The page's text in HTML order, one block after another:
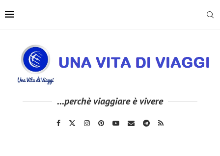
...perchè viaggiare è vivere